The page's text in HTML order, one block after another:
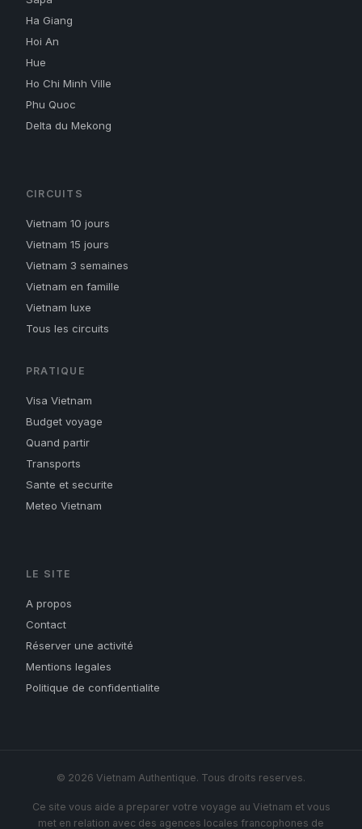
Ha Giang
Hoi An
Hue
Ho Chi Minh Ville
Phu Quoc
Delta du Mekong
CIRCUITS
Vietnam 10 jours
Vietnam 15 jours
Vietnam 3 semaines
Vietnam en famille
Vietnam luxe
Tous les circuits
PRATIQUE
Visa Vietnam
Budget voyage
Quand partir
Transports
Sante et securite
Meteo Vietnam
LE SITE
A propos
Contact
Réserver une activité
Mentions legales
Politique de confidentialite
© 2026 Vietnam Authentique. Tous droits reserves.
Ce site vous aide a preparer votre voyage au Vietnam et vous
met en relation avec des agences locales francophones de